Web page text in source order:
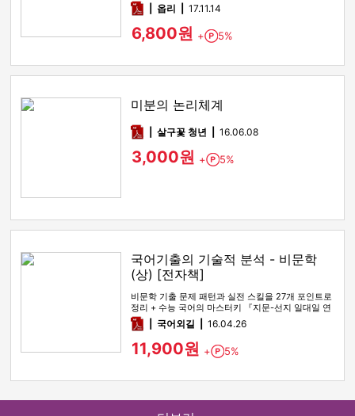
pdf옵리 17.11.14
6,800원 + Point
5%
미분의 논리체계
pdf살구꽃 청년 16.06.08
3,000원 + Point
5%
국어기출의 기술적 분석 - 비문학
(상) [전자책]
비문학 기출 문제 패턴과 실전 스킬을 27개 포인트로
정리 + 수능 국어의 마스터키 『지문-선지 일대일 연
결법』을 통해, 수…
pdf국어외길 16.04.26
11,900원 + Point
5%